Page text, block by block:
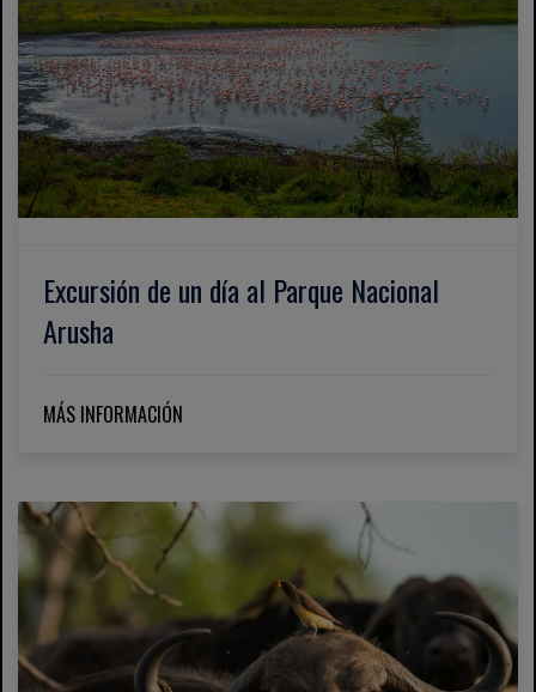
Excursión de un día al Parque Nacional
Arusha
MÁS INFORMACIÓN